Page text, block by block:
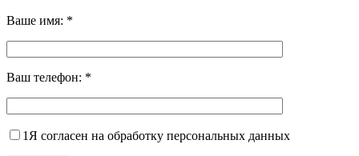
Ваше имя: *
Ваш телефон: *
1 Я согласен на обработку персональных данных